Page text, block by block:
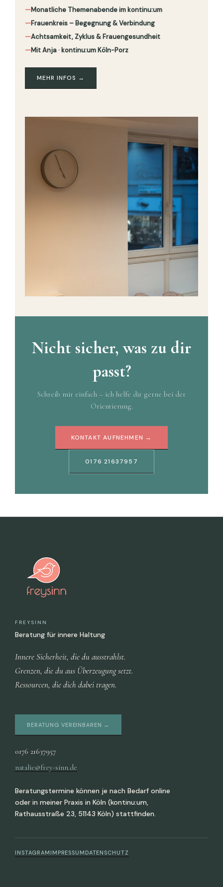
—Monatliche Themenabende im kontinu:um
—Frauenkreis – Begegnung & Verbindung
—Achtsamkeit, Zyklus & Frauengesundheit
—Mit Anja · kontinu:um Köln-Porz
MEHR INFOS →
Nicht sicher, was zu dir
passt?
Schreib mir einfach – ich helfe dir gerne bei der
Orientierung.
KONTAKT AUFNEHMEN →
0176 21637957
FREYSINN
Beratung für innere Haltung
Innere Sicherheit, die du ausstrahlst.
Grenzen, die du aus Überzeugung setzt.
Ressourcen, die dich dabei tragen.
BERATUNG VEREINBAREN →
0176 21637957
natalie@frey-sinn.de
Beratungstermine können je nach Bedarf online
oder in meiner Praxis in Köln (kontinu:um,
Rathausstraße 23, 51143 Köln) stattfinden.
INSTAGRAM IMPRESSUM DATENSCHUTZ